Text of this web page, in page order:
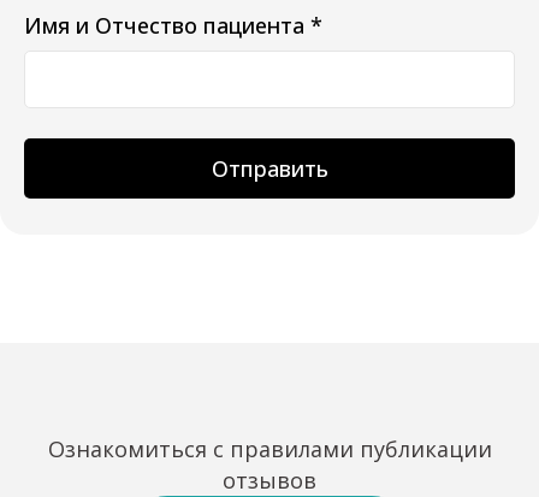
Имя и Отчество пациента *
Отправить
Ознакомиться с правилами публикации
отзывов